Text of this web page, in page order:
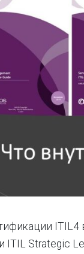
ITIL4
ITIL Strategic